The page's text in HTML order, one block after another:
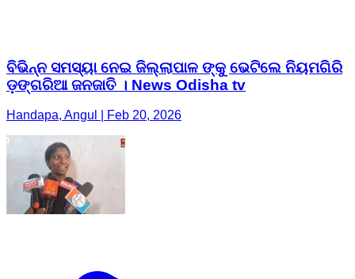
ବିଭିନ୍ନ ସମସ୍ୟା ନେଇ ଜିଲ୍ଲାପାଳ ଙ୍କୁ ଭେଟିଲେ ନିୟମଗିରି
ଡ଼ଙ୍ଗରିଆ ଜନଜାତି । News Odisha tv
Handapa, Angul | Feb 20, 2026